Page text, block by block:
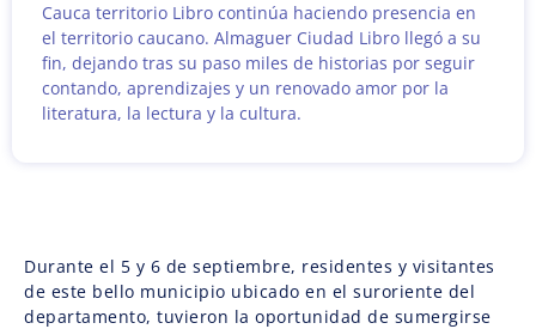
Cauca territorio Libro continúa haciendo presencia en
el territorio caucano. Almaguer Ciudad Libro llegó a su
fin, dejando tras su paso miles de historias por seguir
contando, aprendizajes y un renovado amor por la
literatura, la lectura y la cultura.
Durante el 5 y 6 de septiembre, residentes y visitantes
de este bello municipio ubicado en el suroriente del
departamento, tuvieron la oportunidad de sumergirse